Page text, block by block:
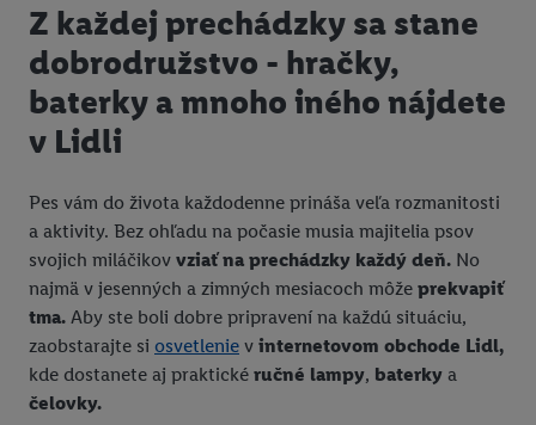
Z každej prechádzky sa stane
dobrodružstvo - hračky,
baterky a mnoho iného nájdete
v Lidli
Pes vám do života každodenne prináša veľa rozmanitosti
a aktivity. Bez ohľadu na počasie musia majitelia psov
svojich miláčikov vziať na prechádzky každý deň. No
najmä v jesenných a zimných mesiacoch môže prekvapiť
tma. Aby ste boli dobre pripravení na každú situáciu,
zaobstarajte si osvetlenie v internetovom obchode Lidl,
kde dostanete aj praktické ručné lampy, baterky a
čelovky.